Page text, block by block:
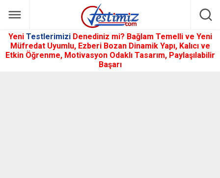
Yeni Testlerimizi Denediniz mi? Bağlam Temelli ve Yeni
Müfredat Uyumlu, Ezberi Bozan Dinamik Yapı, Kalıcı ve
Etkin Öğrenme, Motivasyon Odaklı Tasarım, Paylaşılabilir
Başarı